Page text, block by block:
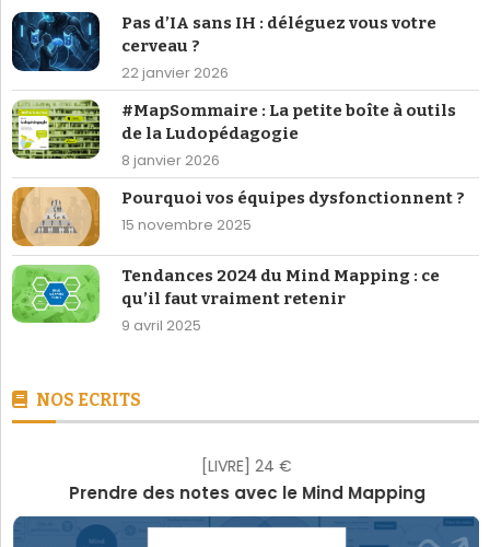
#MapSommaire : La petite boîte à outils
8 janvier 2026
Pourquoi vos équipes dysfonctionnent ?
Tendances 2024 du Mind Mapping : ce
qu’il faut vraiment retenir
NOS ECRITS
Prendre des notes avec le Mind Mapping